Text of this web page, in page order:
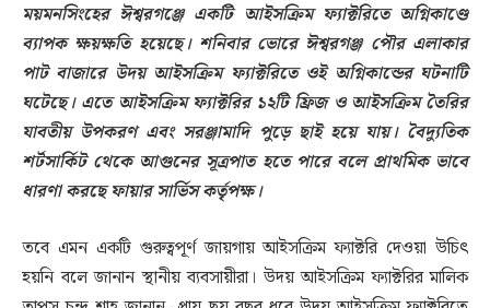
ময়মনসিংহের ঈশ্বরগঞ্জে একটি আইসক্রিম ফ্যাক্টরিতে অগ্নিকাণ্ডে
ব্যাপক ক্ষয়ক্ষতি হয়েছে। শনিবার ভোরে ঈশ্বরগঞ্জ পৌর এলাকার
পাট বাজারে উদয় আইসক্রিম ফ্যাক্টরিতে ওই অগ্নিকান্ডের ঘটনাটি
ঘটেছে। এতে আইসক্রিম ফ্যাক্টরির ১২টি ফ্রিজ ও আইসক্রিম তৈরির
যাবতীয় উপকরণ এবং সরঞ্জামাদি পুড়ে ছাই হয়ে যায়। বৈদ্যুতিক
শর্টসার্কিট থেকে আগুনের সূত্রপাত হতে পারে বলে প্রাথমিক ভাবে
ধারণা করছে ফায়ার সার্ভিস কর্তৃপক্ষ।
তবে এমন একটি গুরুত্বপূর্ণ জায়গায় আইসক্রিম ফ্যাক্টরি দেওয়া উচিৎ
হয়নি বলে জানান স্থানীয় ব্যবসায়ীরা। উদয় আইসক্রিম ফ্যাক্টরির মালিক